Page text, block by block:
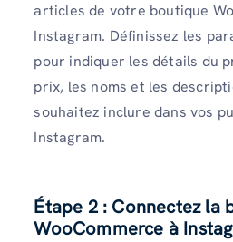
articles de votre boutique
Instagram. Définissez les
pour indiquer les détails du
prix, les noms et les
souhaitez inclure dans vos
Instagram.
Étape 2 : Connectez la
WooCommerce à